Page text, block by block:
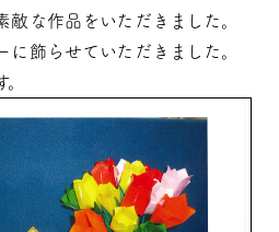
敵な作品をいただきました。
飾らせていただきました。